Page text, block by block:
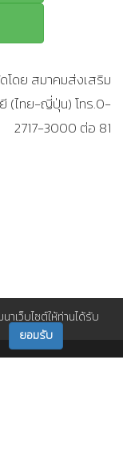
โดย สมาคมส่งเสริม
ยี (ไทย-ญี่ปุ่น) โทร.0-
2717-3000 ต่อ 81
เว็บไซต์ให้ท่านได้รับ
ยอมรับ